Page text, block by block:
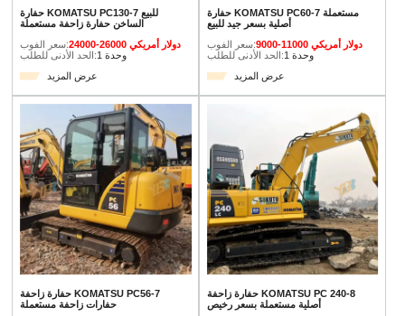
حفارة KOMATSU PC130-7 للبيع
الساخن حفارة زاحفة مستعملة
سعر الفوب:
24000-26000 دولار أمريكي
الحد الأدنى للطلب:
1 وحدة
عرض المزيد
حفارة KOMATSU PC60-7 مستعملة
أصلية بسعر جيد للبيع
سعر الفوب:
9000-11000 دولار أمريكي
الحد الأدنى للطلب:
1 وحدة
عرض المزيد
حفارة زاحفة KOMATSU PC56-7
حفارات زاحفة مستعملة
حفارة زاحفة KOMATSU PC 240-8
أصلية مستعملة بسعر رخيص